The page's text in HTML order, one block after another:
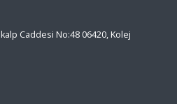
Caddesi No:48 06420, Kolej